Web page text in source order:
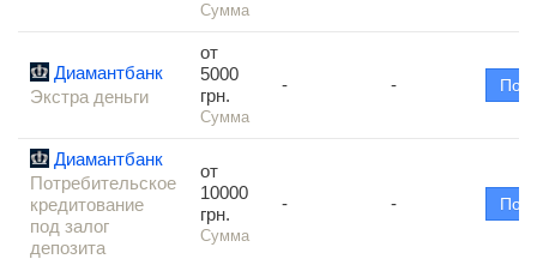
Сумма
Диамантбанк
Экстра деньги
от
5000
грн.
Сумма
- -
Диамантбанк
Потребительское
кредитование
под залог
депозита
от
10000
грн.
Сумма
- -